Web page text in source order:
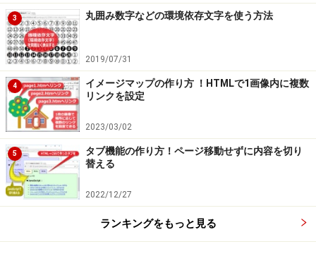
3 丸囲み数字などの環境依存文字を使う方法
2019/07/31
4
イメージマップの作り方 ！HTMLで1画像内に複数
リンクを設定
2023/03/02
5
タブ機能の作り方！ページ移動せずに内容を切り
替える
2022/12/27
ランキングをもっと見る